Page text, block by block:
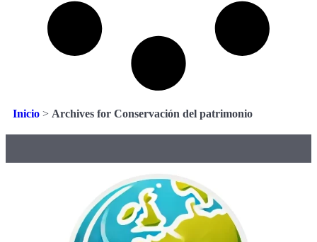
Inicio > Archives for Conservación del patrimonio